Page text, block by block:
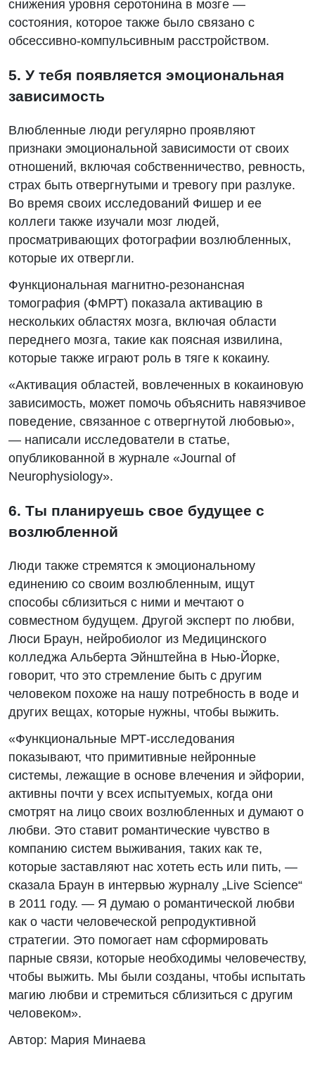
снижения уровня серотонина в мозге —
состояния, которое также было связано с
обсессивно-компульсивным расстройством.
5. У тебя появляется эмоциональная
зависимость
Влюбленные люди регулярно проявляют
признаки эмоциональной зависимости от своих
отношений, включая собственничество, ревность,
страх быть отвергнутыми и тревогу при разлуке.
Во время своих исследований Фишер и ее
коллеги также изучали мозг людей,
просматривающих фотографии возлюбленных,
которые их отвергли.
Функциональная магнитно-резонансная
томография (ФМРТ) показала активацию в
нескольких областях мозга, включая области
переднего мозга, такие как поясная извилина,
которые также играют роль в тяге к кокаину.
«Активация областей, вовлеченных в кокаиновую
зависимость, может помочь объяснить навязчивое
поведение, связанное с отвергнутой любовью»,
— написали исследователи в статье,
опубликованной в журнале «Journal of
Neurophysiology».
6. Ты планируешь свое будущее с
возлюбленной
Люди также стремятся к эмоциональному
единению со своим возлюбленным, ищут
способы сблизиться с ними и мечтают о
совместном будущем. Другой эксперт по любви,
Люси Браун, нейробиолог из Медицинского
колледжа Альберта Эйнштейна в Нью-Йорке,
говорит, что это стремление быть с другим
человеком похоже на нашу потребность в воде и
других вещах, которые нужны, чтобы выжить.
«Функциональные МРТ-исследования
показывают, что примитивные нейронные
системы, лежащие в основе влечения и эйфории,
активны почти у всех испытуемых, когда они
смотрят на лицо своих возлюбленных и думают о
любви. Это ставит романтические чувство в
компанию систем выживания, таких как те,
которые заставляют нас хотеть есть или пить, —
сказала Браун в интервью журналу „Live Science“
в 2011 году. — Я думаю о романтической любви
как о части человеческой репродуктивной
стратегии. Это помогает нам сформировать
парные связи, которые необходимы человечеству,
чтобы выжить. Мы были созданы, чтобы испытать
магию любви и стремиться сблизиться с другим
человеком».
Автор: Мария Минаева